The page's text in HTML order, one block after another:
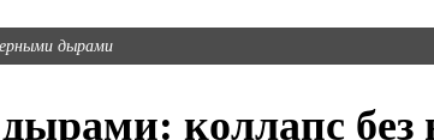
дырами
коллапс без